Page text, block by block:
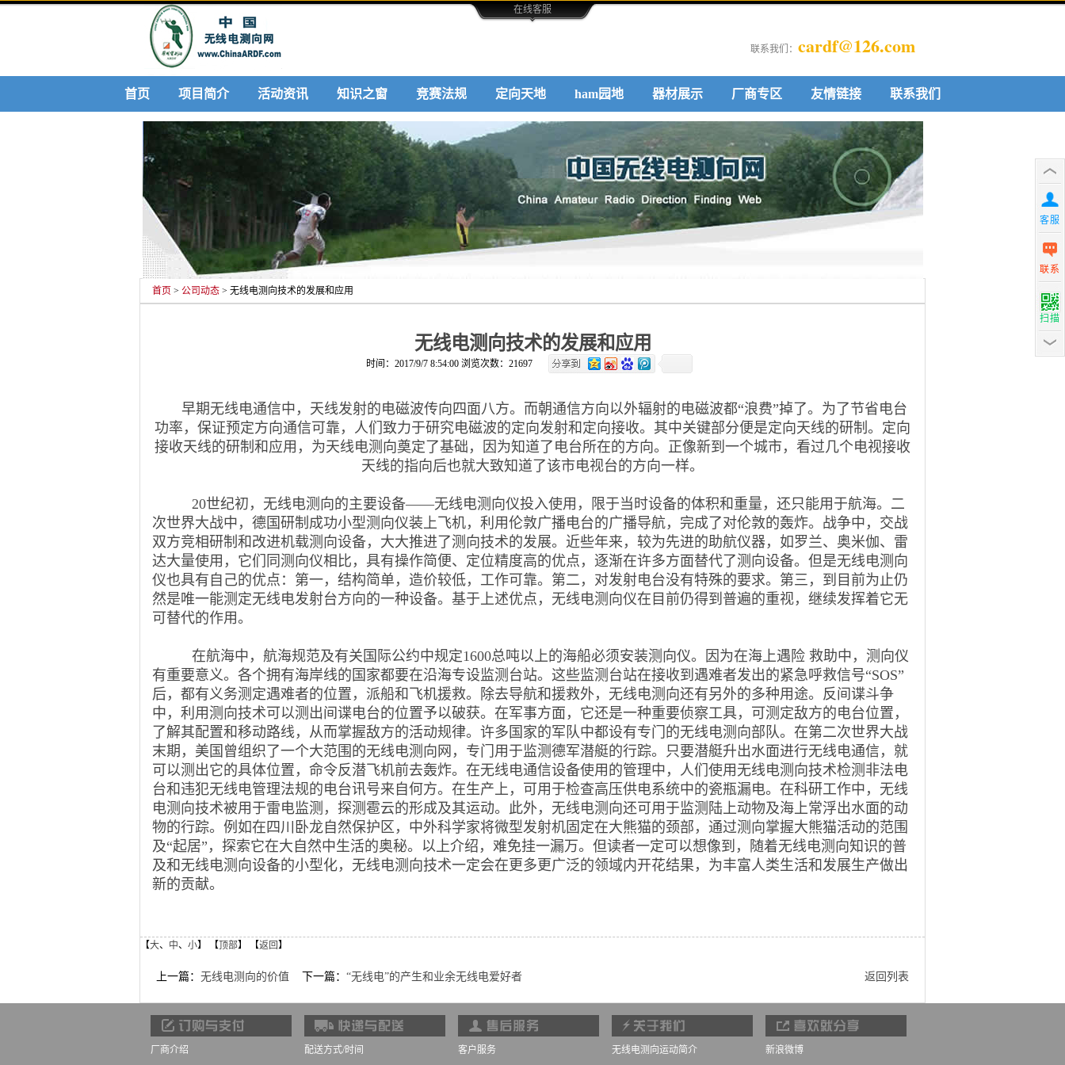
在线客服
联系我们： cardf@126.com
首页 项目简介 活动资讯 知识之窗 竞赛法规 定向天地 ham园地 器材展示 厂商专区 友情链接 联系我们
首页 > 公司动态 > 无线电测向技术的发展和应用
无线电测向技术的发展和应用
时间：2017/9/7 8:54:00 浏览次数：21697
早期无线电通信中，天线发射的电磁波传向四面八方。而朝通信方向以外辐射的电磁波都“浪费”掉了。为了节省电台
功率，保证预定方向通信可靠，人们致力于研究电磁波的定向发射和定向接收。其中关键部分便是定向天线的研制。定向
接收天线的研制和应用，为天线电测向奠定了基础，因为知道了电台所在的方向。正像新到一个城市，看过几个电视接收
天线的指向后也就大致知道了该市电视台的方向一样。
20世纪初，无线电测向的主要设备——无线电测向仪投入使用，限于当时设备的体积和重量，还只能用于航海。二
次世界大战中，德国研制成功小型测向仪装上飞机，利用伦敦广播电台的广播导航，完成了对伦敦的轰炸。战争中，交战
双方竞相研制和改进机载测向设备，大大推进了测向技术的发展。近些年来，较为先进的助航仪器，如罗兰、奥米伽、雷
达大量使用，它们同测向仪相比，具有操作简便、定位精度高的优点，逐渐在许多方面替代了测向设备。但是无线电测向
仪也具有自己的优点：第一，结构简单，造价较低，工作可靠。第二，对发射电台没有特殊的要求。第三，到目前为止仍
然是唯一能测定无线电发射台方向的一种设备。基于上述优点，无线电测向仪在目前仍得到普遍的重视，继续发挥着它无
可替代的作用。
在航海中，航海规范及有关国际公约中规定1600总吨以上的海船必须安装测向仪。因为在海上遇险 救助中，测向仪
有重要意义。各个拥有海岸线的国家都要在沿海专设监测台站。这些监测台站在接收到遇难者发出的紧急呼救信号“SOS”
后，都有义务测定遇难者的位置，派船和飞机援救。除去导航和援救外，无线电测向还有另外的多种用途。反间谍斗争
中，利用测向技术可以测出间谍电台的位置予以破获。在军事方面，它还是一种重要侦察工具，可测定敌方的电台位置，
了解其配置和移动路线，从而掌握敌方的活动规律。许多国家的军队中都设有专门的无线电测向部队。在第二次世界大战
末期，美国曾组织了一个大范围的无线电测向网，专门用于监测德军潜艇的行踪。只要潜艇升出水面进行无线电通信，就
可以测出它的具体位置，命令反潜飞机前去轰炸。在无线电通信设备使用的管理中，人们使用无线电测向技术检测非法电
台和违犯无线电管理法规的电台讯号来自何方。在生产上，可用于检查高压供电系统中的瓷瓶漏电。在科研工作中，无线
电测向技术被用于雷电监测，探测雹云的形成及其运动。此外，无线电测向还可用于监测陆上动物及海上常浮出水面的动
物的行踪。例如在四川卧龙自然保护区，中外科学家将微型发射机固定在大熊猫的颈部，通过测向掌握大熊猫活动的范围
及“起居” ，探索它在大自然中生活的奥秘。以上介绍，难免挂一漏万。但读者一定可以想像到，随着无线电测向知识的普
及和无线电测向设备的小型化，无线电测向技术一定会在更多更广泛的领域内开花结果，为丰富人类生活和发展生产做出
新的贡献。
【大、 中、 小】 【 顶部】 【返回】
上一篇： 无线电测向的价值 下一篇： “无线电”的产生和业余无线电爱好者 返回列表
厂商介绍 配送方式/时间 客户服务 无线电测向运动简介 新浪微博
客服
联系
扫描